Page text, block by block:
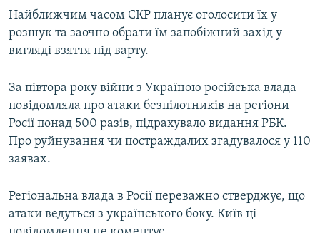
Найближчим часом СКР планує оголосити їх у
розшук та заочно обрати їм запобіжний захід у
вигляді взяття під варту.
За півтора року війни з Україною російська влада
повідомляла про атаки безпілотників на регіони
Росії понад 500 разів, підрахувало видання РБК.
Про руйнування чи постраждалих згадувалося у 110
заявах.
Регіональна влада в Росії переважно стверджує, що
атаки ведуться з українського боку. Київ ці